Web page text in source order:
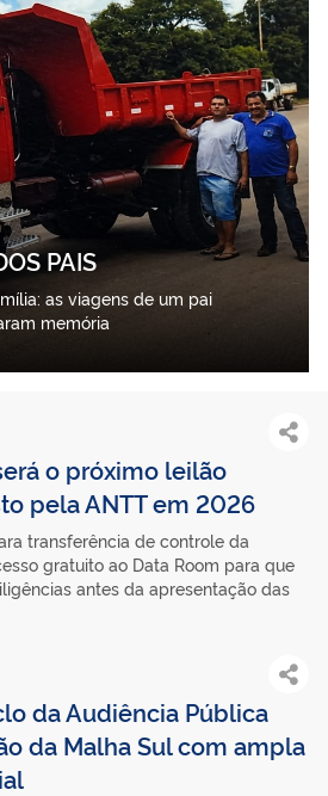
PAIS
as viagens de um pai
memória
o próximo leilão
pela ANTT em 2026
transferência de controle da
gratuito ao Data Room para que
antes da apresentação das
da Audiência Pública
da Malha Sul com ampla